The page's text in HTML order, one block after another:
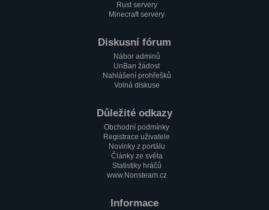
Rust servery
Minecraft servery
Diskusní fórum
Nábor adminů
UnBan žádost
Nahlášení prohřešků
Volná diskuse
Důležité odkazy
Obchodní podmínky
Registrace uživatele
Novinky z portálu
Články ze světa
Statistiky hráčů
www.Nonsteam.cz
Informace